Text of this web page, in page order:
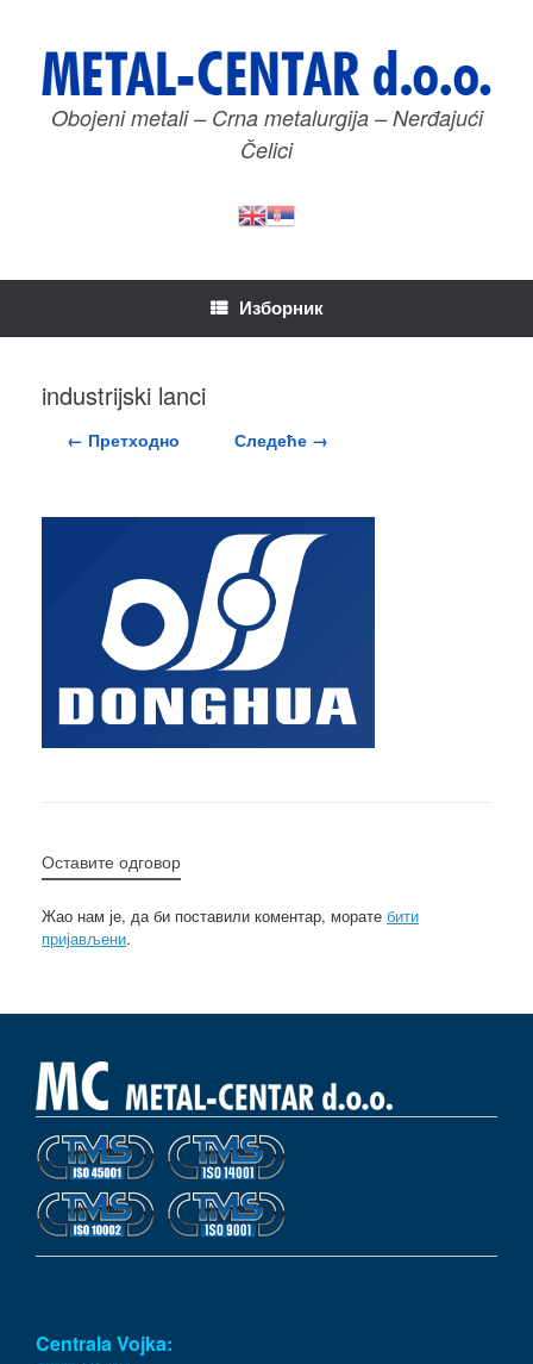
садржај
Obojeni metali – Crna metalurgija – Nerđajući
Čelici
Изборник
industrijski lanci
← Претходно Следеће →
Оставите одговор
Жао нам је, да би поставили коментар, морате бити
пријављени.
Centrala Vojka: